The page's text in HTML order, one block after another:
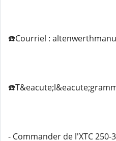
☎️Courriel :
- Commander de l'XTC 250-